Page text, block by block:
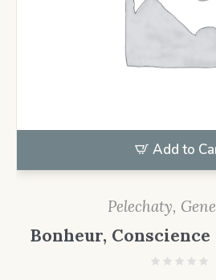
Add to
Pelechaty,
Bonheur,